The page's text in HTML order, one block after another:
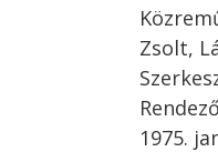
Zsolt,
1975.